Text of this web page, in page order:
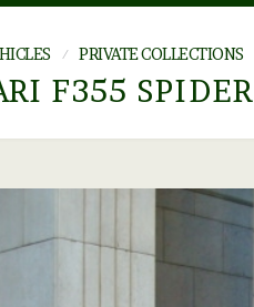
PRIVATE COLLECTIONS
F355 SPIDER